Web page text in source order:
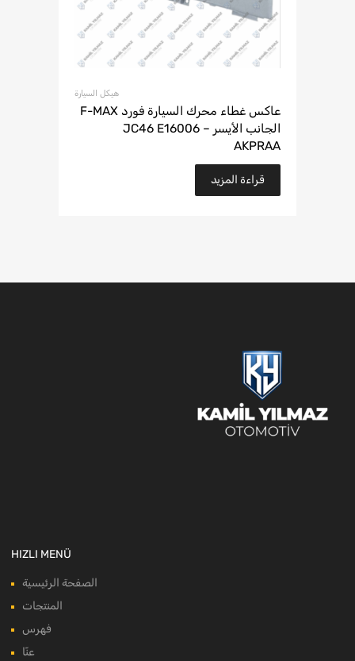
هيكل السيارة
عاكس غطاء محرك السيارة فورد F-MAX
الجانب الأيسر – JC46 E16006
AKPRAA
قراءة المزيد
HIZLI MENÜ
الصفحة الرئيسية
المنتجات
فهرس
عنّا